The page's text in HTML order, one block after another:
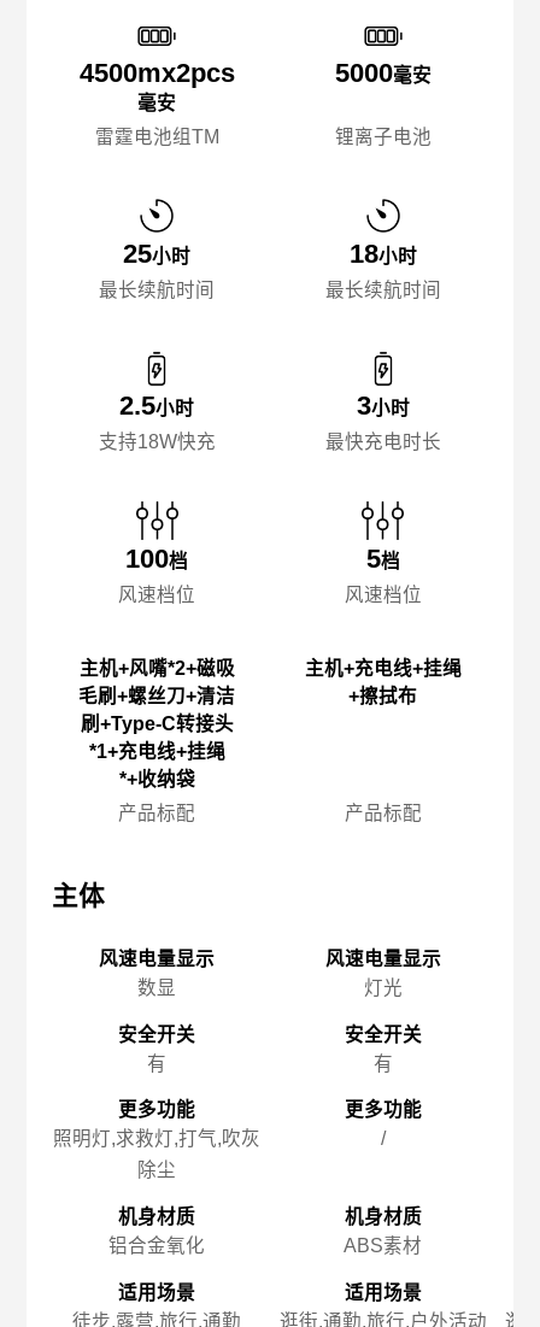
4500mx️2pcs
毫安
雷霆电池组TM
25小时
最长续航时间
2.5小时
支持18W快充
100档
风速档位
主机+风嘴*2+磁吸
毛刷+螺丝刀+清洁
刷+Type-C转接头
*1+充电线+挂绳
*+收纳袋
产品标配
主体
风速电量显示
数显
安全开关
有
更多功能
照明灯,求救灯,打气,吹灰
除尘
机身材质
铝合金氧化
适用场景
徒步,露营,旅行,通勤
5000毫安
锂离子电池
18小时
最长续航时间
3小时
最快充电时长
5档
风速档位
主机+充电线+挂绳
+擦拭布
产品标配
风速电量显示
灯光
安全开关
有
更多功能
/
机身材质
ABS素材
适用场景
逛街,通勤,旅行,户外活动
逛